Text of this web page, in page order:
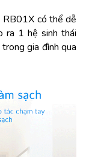
RB01X có thể dễ
ra 1 hệ sinh thái
gia đình qua